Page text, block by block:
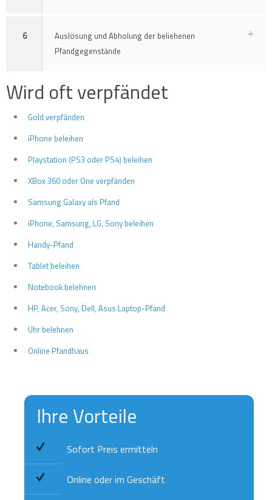
6
Auslösung und Abholung der beliehenen
Pfandgegenstände
Wird oft verpfändet
Gold verpfänden
iPhone beleihen
Playstation (PS3 oder PS4) beleihen
XBox 360 oder One verpfänden
Samsung Galaxy als Pfand
iPhone, Samsung, LG, Sony beleihen
Handy-Pfand
Tablet beleihen
Notebook belehnen
HP, Acer, Sony, Dell, Asus Laptop-Pfand
Uhr belehnen
Online Pfandhaus
Ihre Vorteile
Sofort Preis ermitteln
Online oder im Geschäft